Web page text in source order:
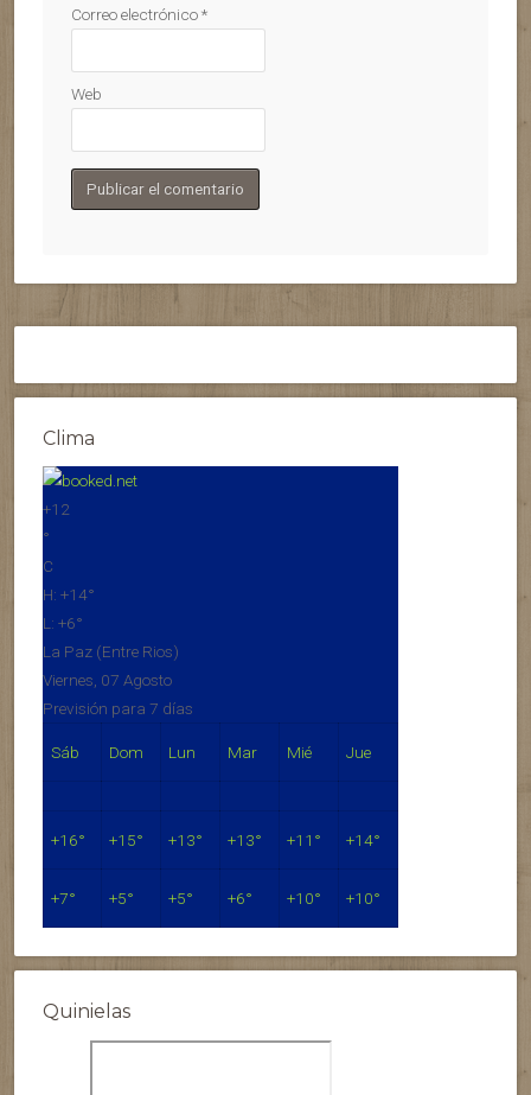
Correo electrónico*
Web
Clima
+12
°
C
H: +14°
L: +6°
La Paz (Entre Rios)
Viernes, 07 Agosto
Previsión para 7 días
Sáb Dom Lun Mar Mié Jue
+16° +15° +13° +13° +11° +14°
+7° +5° +5° +6° +10° +10°
Quinielas